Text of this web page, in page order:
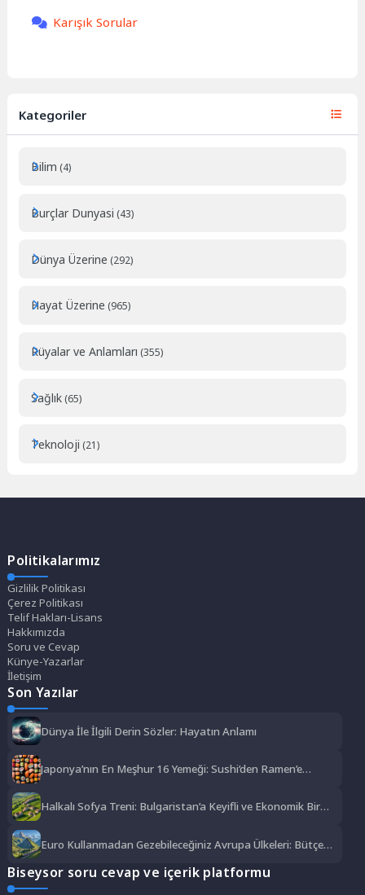
Karışık Sorular
Kategoriler
Bilim (4)
Burçlar Dunyasi (43)
Dünya Üzerine (292)
Hayat Üzerine (965)
Rüyalar ve Anlamları (355)
Sağlık (65)
Teknoloji (21)
Politikalarımız
Gizlilik Politikası
Çerez Politikası
Telif Hakları-Lisans
Hakkımızda
Soru ve Cevap
Künye-Yazarlar
İletişim
Son Yazılar
Dünya İle İlgili Derin Sözler: Hayatın Anlamı
Japonya’nın En Meşhur 16 Yemeği: Sushi’den Ramen’e
Halkalı Sofya Treni: Bulgaristan’a Keyifli ve Ekonomik Bir
Euro Kullanmadan Gezebileceğiniz Avrupa Ülkeleri: Bütçe
Biseysor soru cevap ve içerik platformu